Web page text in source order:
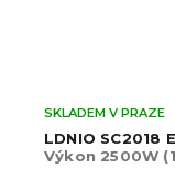
REDHEAD FX-
světlo 10W20
SKLADEM V PRAZE